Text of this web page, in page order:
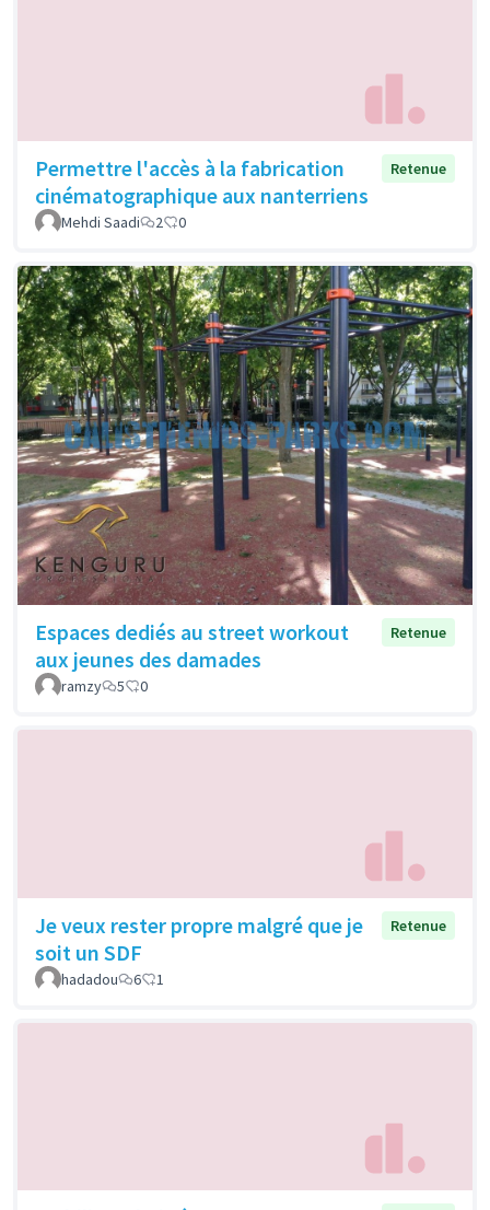
Permettre l'accès à la fabrication
cinématographique aux nanterriens
Retenue
Mehdi Saadi 2 0
Espaces dediés au street workout
aux jeunes des damades
Retenue
ramzy 5 0
Je veux rester propre malgré que je
soit un SDF
Retenue
hadadou 6 1